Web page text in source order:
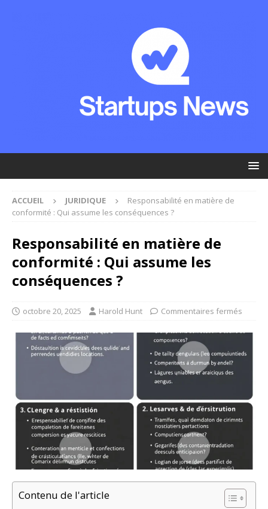
ACCUEIL JURIDIQUE
Responsabilité en matière de
conformité : Qui assume les conséquences ?
Responsabilité en matière de
conformité : Qui assume les
conséquences ?
octobre 20, 2025 Harold Hunt Commentaires fermés
Contenu de l'article